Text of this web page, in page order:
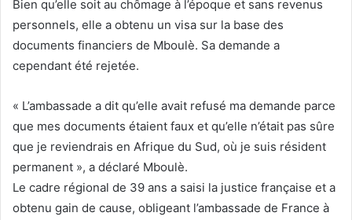
Bien qu’elle soit au chômage à l’époque et sans revenus
personnels, elle a obtenu un visa sur la base des
documents financiers de Mboulè. Sa demande a
cependant été rejetée.
« L’ambassade a dit qu’elle avait refusé ma demande parce
que mes documents étaient faux et qu’elle n’était pas sûre
que je reviendrais en Afrique du Sud, où je suis résident
permanent », a déclaré Mboulè.
Le cadre régional de 39 ans a saisi la justice française et a
obtenu gain de cause, obligeant l’ambassade de France à